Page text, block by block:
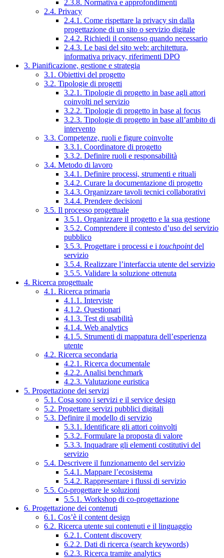
2.3.8. Normativa e approfondimenti
2.4. Privacy
2.4.1. Come rispettare la privacy sin dalla
progettazione di un sito o servizio digitale
2.4.2. Richiedi il consenso quando necessario
2.4.3. Le basi del sito web: architettura,
informativa privacy, riferimenti DPO
3. Pianificazione, gestione e strategia
3.1. Obiettivi del progetto
3.2. Tipologie di progetti
3.2.1. Tipologie di progetto in base agli attori
coinvolti nel servizio
3.2.2. Tipologie di progetto in base al focus
3.2.3. Tipologie di progetto in base all’ambito di
intervento
3.3. Competenze, ruoli e figure coinvolte
3.3.1. Coordinatore di progetto
3.3.2. Definire ruoli e responsabilità
3.4. Metodo di lavoro
3.4.1. Definire processi, strumenti e rituali
3.4.2. Curare la documentazione di progetto
3.4.3. Organizzare tavoli tecnici collaborativi
3.4.4. Prendere decisioni
3.5. Il processo progettuale
3.5.1. Organizzare il progetto e la sua gestione
3.5.2. Comprendere il contesto d’uso del servizio
pubblico
3.5.3. Progettare i processi e i touchpointdel
servizio
3.5.4. Realizzare l’interfaccia utente del servizio
3.5.5. Validare la soluzione ottenuta
4. Ricerca progettuale
4.1. Ricerca primaria
4.1.1. Interviste
4.1.2. Questionari
4.1.3. Test di usabilità
4.1.4. Web analytics
4.1.5. Strumenti di mappatura dell’esperienza
utente
4.2. Ricerca secondaria
4.2.1. Ricerca documentale
4.2.2. Analisi benchmark
4.2.3. Valutazione euristica
5. Progettazione dei servizi
5.1. Cosa sono i servizi e il service design
5.2. Progettare servizi pubblici digitali
5.3. Definire il modello di servizio
5.3.1. Identificare gli attori coinvolti
5.3.2. Formulare la proposta di valore
5.3.3. Inquadrare gli elementi costitutivi del
servizio
5.4. Descrivere il funzionamento del servizio
5.4.1. Mappare l’ecosistema
5.4.2. Rappresentare i flussi di servizio
5.5. Co-progettare le soluzioni
5.5.1. Workshop di co-progettazione
6. Progettazione dei contenuti
6.1. Cos’è il content design
6.2. Ricerca utente sui contenuti e il linguaggio
6.2.1. Content discovery
6.2.2. Dati di ricerca (search keywords)
6.2.3. Ricerca tramite analytics